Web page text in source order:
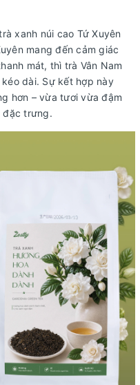
xanh núi cao Tứ Xuyên
mang đến cảm giác
mát, thì trà Vân Nam
dài. Sự kết hợp này
hơn – vừa tươi vừa đậm
đặc trưng.